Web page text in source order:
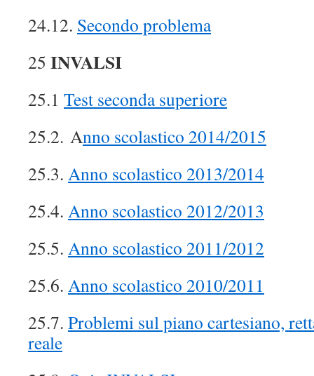
24.12. Secondo problema
25 INVALSI
25.1 Test seconda superiore
25.2. Anno scolastico 2014/2015
25.3. Anno scolastico 2013/2014
25.4. Anno scolastico 2012/2013
25.5. Anno scolastico 2011/2012
25.6. Anno scolastico 2010/2011
25.7. Problemi sul piano cartesiano,
reale